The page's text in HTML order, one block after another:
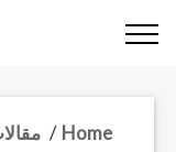
/ Home